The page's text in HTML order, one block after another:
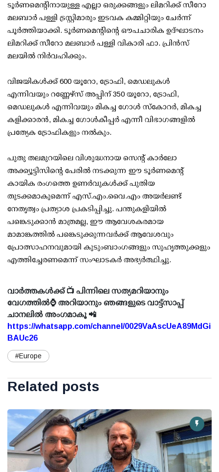
ടൂർണമെന്റിനായുള്ള എല്ലാ ഒരുക്കങ്ങളും ലിമറിക്ക് സീറോ
മലബാർ പള്ളി ട്രസ്റ്റിമാരും ഇടവക കമ്മിറ്റിയും ചേർന്ന്
പൂർത്തിയാക്കി. ടൂർണമെൻ്റിൻ്റെ ഔപചാരിക ഉദ്ഘാടനം
ലിമറിക്ക് സീറോ മലബാർ പള്ളി വികാരി ഫാ. പ്രിൻസ്
മലയിൽ നിർവഹിക്കും.
വിജയികൾക്ക് 600 യൂറോ, ട്രോഫി, മെഡലുകൾ
എന്നിവയും റണ്ണേഴ്സ് അപ്പിന് 350 യൂറോ, ട്രോഫി,
മെഡലുകൾ എന്നിവയും മികച്ച ഗോൾ സ്‌കോറർ, മികച്ച
കളിക്കാരൻ, മികച്ച ഗോൾകീപ്പർ എന്നീ വിഭാഗങ്ങളിൽ
പ്രത്യേക ട്രോഫികളും നൽകും.
പുതു തലമുറയിലെ വിശുദ്ധനായ സെന്റ് കാർലോ
അക്ക്യൂട്ടിസിന്റെ പേരിൽ നടക്കുന്ന ഈ ടൂർണമെന്റ്
കായിക രംഗത്തെ ഉണർവുകൾക്ക് പുതിയ
തുടക്കമാകുമെന്ന് എസ്.എം.വൈ.എം അയർലണ്ട്
നേതൃത്വം പ്രത്യാശ പ്രകടിപ്പിച്ചു. പന്തുകളിയിൽ
പങ്കെടുക്കാൻ മാത്രമല്ല, ഈ ആവേശകരമായ
മാമാങ്കത്തിൽ പങ്കെടുക്കുന്നവർക്ക് ആവേശവും
പ്രോത്സാഹനവുമായി കുടുംബാംഗങ്ങളും സുഹൃത്തുക്കളും
എത്തിച്ചേരണമെന്ന് സംഘാടകർ അഭ്യർത്ഥിച്ചു.
വാർത്തകൾക്ക് 📺 പിന്നിലെ സത്യമറിയാനും
വേഗത്തിൽ⌚ അറിയാനും ഞങ്ങളുടെ വാട്ട്സാപ്പ്
ചാനലിൽ അംഗമാകൂ 📲
https://whatsapp.com/channel/0029VaAscUeA89MdGi
BAUc26
#Europe
Related posts